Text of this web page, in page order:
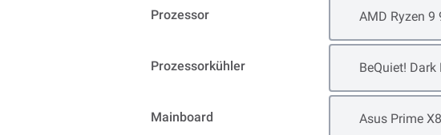
Prozessor AMD Ryzen 9
Open item
Prozessorkühler BeQuiet! Dark
Open item
Mainboard Asus Prime
Open item